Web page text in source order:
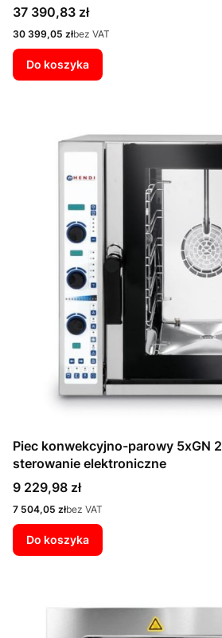
Cena
37 390,83 zł
Cena
30 399,05 złbez VAT
Do koszyka
Piec konwekcyjno-parowy 5xGN
sterowanie elektroniczne
Cena
9 229,98 zł
Cena
7 504,05 złbez VAT
Do koszyka